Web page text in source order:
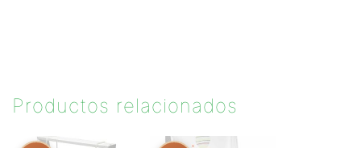
Productos relacionados